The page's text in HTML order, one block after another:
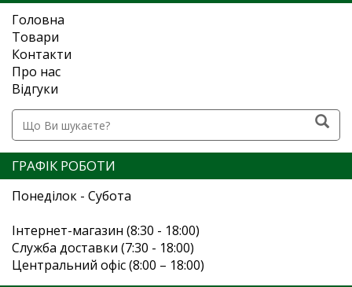
Головна
Товари
Контакти
Про нас
Відгуки
ГРАФІК РОБОТИ
Понеділок - Субота
Інтернет-магазин (8:30 - 18:00)
Служба доставки (7:30 - 18:00)
Центральний офіс (8:00 – 18:00)